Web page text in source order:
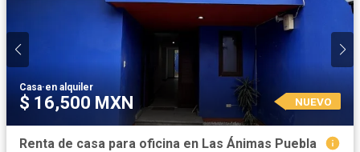
Casa·en alquiler
$ 16,500 MXN NUEVO
Renta de casa para oficina en Las Ánimas Puebla